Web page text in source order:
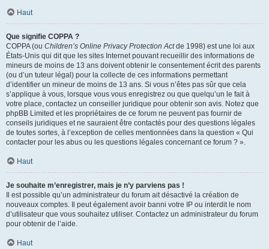
Haut
Que signifie COPPA ?
COPPA (ou Children’s Online Privacy Protection Actde 1998) est une loi aux
États-Unis qui dit que les sites Internet pouvant recueillir des informations de
mineurs de moins de 13 ans doivent obtenir le consentement écrit des parents
(ou d’un tuteur légal) pour la collecte de ces informations permettant
d’identifier un mineur de moins de 13 ans. Si vous n’êtes pas sûr que cela
s’applique à vous, lorsque vous vous enregistrez ou que quelqu’un le fait à
votre place, contactez un conseiller juridique pour obtenir son avis. Notez que
phpBB Limited et les propriétaires de ce forum ne peuvent pas fournir de
conseils juridiques et ne sauraient être contactés pour des questions légales
de toutes sortes, à l’exception de celles mentionnées dans la question « Qui
contacter pour les abus ou les questions légales concernant ce forum ? ».
Haut
Je souhaite m’enregistrer, mais je n’y parviens pas !
Il est possible qu’un administrateur du forum ait désactivé la création de
nouveaux comptes. Il peut également avoir banni votre IP ou interdit le nom
d’utilisateur que vous souhaitez utiliser. Contactez un administrateur du forum
pour obtenir de l’aide.
Haut